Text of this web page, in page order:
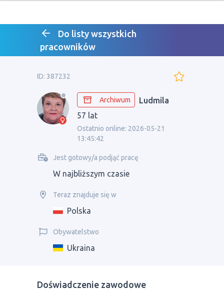
Do listy wszystkich
pracowników
ID: 387232
Archiwum
Ludmila
57 lat
Ostatnio online: 2026-05-21
13:45:42
Jest gotowy/a podjąć pracę
W najbliższym czasie
Teraz znajduje się w
Polska
Obywatelstwo
Ukraina
Doświadczenie zawodowe